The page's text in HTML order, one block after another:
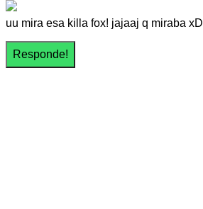
uu mira esa killa fox! jajaaj q miraba xD